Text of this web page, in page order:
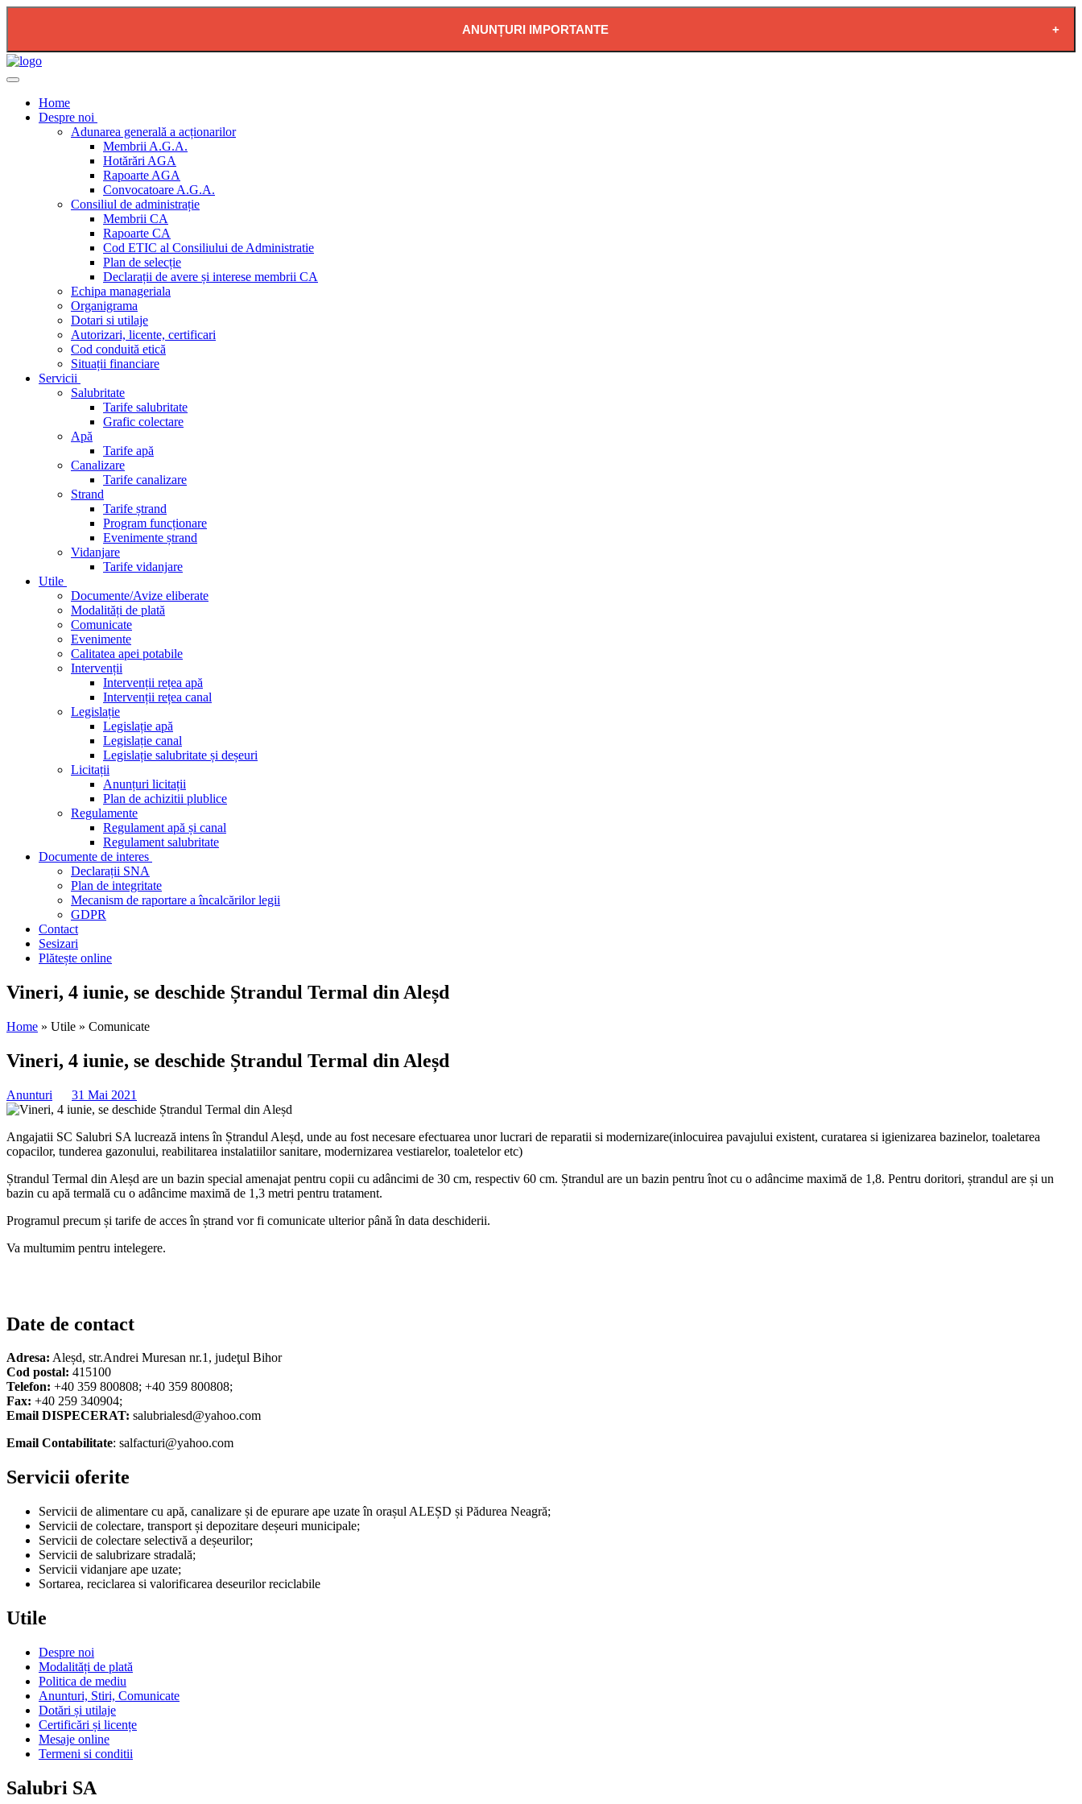
ANUNȚURI IMPORTANTE
Home
Despre noi
Adunarea generală a acționarilor
Membrii A.G.A.
Hotărări AGA
Rapoarte AGA
Convocatoare A.G.A.
Consiliul de administrație
Membrii CA
Rapoarte CA
Cod ETIC al Consiliului de Administratie
Plan de selecție
Declarații de avere și interese membrii CA
Echipa manageriala
Organigrama
Dotari si utilaje
Autorizari, licente, certificari
Cod conduită etică
Situații financiare
Servicii
Salubritate
Tarife salubritate
Grafic colectare
Apă
Tarife apă
Canalizare
Tarife canalizare
Strand
Tarife ștrand
Program funcționare
Evenimente ștrand
Vidanjare
Tarife vidanjare
Utile
Documente/Avize eliberate
Modalități de plată
Comunicate
Evenimente
Calitatea apei potabile
Intervenții
Intervenții rețea apă
Intervenții rețea canal
Legislație
Legislație apă
Legislație canal
Legislație salubritate și deșeuri
Licitații
Anunțuri licitații
Plan de achizitii plublice
Regulamente
Regulament apă și canal
Regulament salubritate
Documente de interes
Declarații SNA
Plan de integritate
Mecanism de raportare a încalcărilor legii
GDPR
Contact
Sesizari
Plătește online
Vineri, 4 iunie, se deschide Ștrandul Termal din Aleșd
Home » Utile » Comunicate
Vineri, 4 iunie, se deschide Ștrandul Termal din Aleșd
Anunturi 31 Mai 2021
Angajatii SC Salubri SA lucrează intens în Ștrandul Aleșd, unde au fost necesare efectuarea unor lucrari de reparatii si modernizare(inlocuirea pavajului existent, curatarea si igienizarea bazinelor, toaletarea
copacilor, tunderea gazonului, reabilitarea instalatiilor sanitare, modernizarea vestiarelor, toaletelor etc)
Ștrandul Termal din Aleșd are un bazin special amenajat pentru copii cu adâncimi de 30 cm, respectiv 60 cm. Ștrandul are un bazin pentru înot cu o adâncime maximă de 1,8. Pentru doritori, ștrandul are și un
bazin cu apă termală cu o adâncime maximă de 1,3 metri pentru tratament.
Programul precum și tarife de acces în ștrand vor fi comunicate ulterior până în data deschiderii.
Va multumim pentru intelegere.
Date de contact
Adresa: Aleșd, str.Andrei Muresan nr.1, judeţul Bihor
Cod postal: 415100
Telefon: +40 359 800808; +40 359 800808;
Fax: +40 259 340904;
Email DISPECERAT: salubrialesd@yahoo.com
Email Contabilitate: salfacturi@yahoo.com
Servicii oferite
Servicii de alimentare cu apă, canalizare și de epurare ape uzate în orașul ALEȘD și Pădurea Neagră;
Servicii de colectare, transport și depozitare deșeuri municipale;
Servicii de colectare selectivă a deșeurilor;
Servicii de salubrizare stradală;
Servicii vidanjare ape uzate;
Sortarea, reciclarea si valorificarea deseurilor reciclabile
Utile
Despre noi
Modalități de plată
Politica de mediu
Anunturi, Stiri, Comunicate
Dotări și utilaje
Certificări și licențe
Mesaje online
Termeni si conditii
Salubri SA